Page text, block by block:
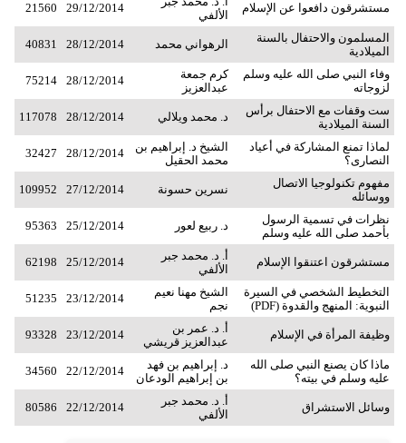
مستشرقون دافعوا عن الإسلام
الألفي
29/12/2014
21560
المسلمون والاحتفال بالسنة
الميلادية
الرهواني محمد 28/12/2014
40831
وفاء النبي صلى الله عليه وسلم
لزوجاته
كرم جمعة
عبدالعزيز
28/12/2014
75214
ست وقفات مع الاحتفال برأس
السنة الميلادية
د. محمد ويلالي 28/12/2014
117078
لماذا تمنع المشاركة في أعياد
النصارى؟
الشيخ د. إبراهيم بن
محمد الحقيل
28/12/2014
32427
مفهوم تكنولوجيا الاتصال
ووسائله
نسرين حسونة 27/12/2014
109952
نظرات في تسمية الرسول
بأحمد صلى الله عليه وسلم
د. ربيع لعور 25/12/2014
95363
مستشرقون اعتنقوا الإسلام
أ. د. محمد جبر
الألفي
25/12/2014
62198
التخطيط الشخصي في السيرة
النبوية: المنهج والقدوة (PDF)
الشيخ مهنا نعيم
نجم
23/12/2014
51235
وظيفة المرأة في الإسلام
أ. د. عمر بن
عبدالعزيز قريشي
23/12/2014
93328
ماذا كان يصنع النبي صلى الله
عليه وسلم في بيته؟
د. إبراهيم بن فهد
بن إبراهيم الودعان
22/12/2014
34560
وسائل الاستشراق
أ. د. محمد جبر
الألفي
22/12/2014
80586